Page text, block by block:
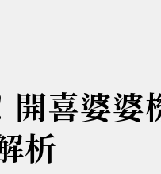
開喜婆婆
析